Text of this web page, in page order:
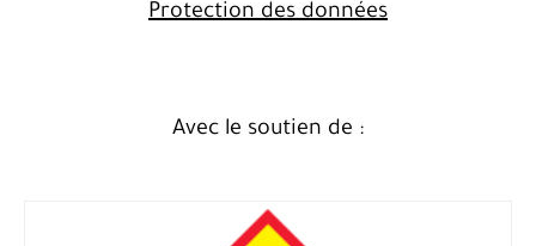
Protection des données
Avec le soutien de :